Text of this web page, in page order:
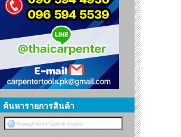
ค้นหารายการสินค้า